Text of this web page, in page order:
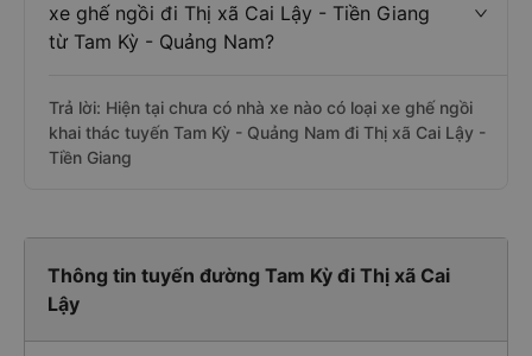
xe ghế ngồi đi Thị xã Cai Lậy - Tiền Giang
từ Tam Kỳ - Quảng Nam?
Trả lời: Hiện tại chưa có nhà xe nào có loại xe ghế ngồi
khai thác tuyến Tam Kỳ - Quảng Nam đi Thị xã Cai Lậy -
Tiền Giang
Thông tin tuyến đường Tam Kỳ đi Thị xã Cai
Lậy